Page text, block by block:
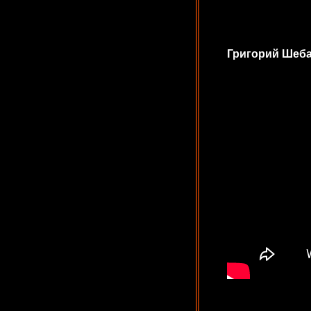
Григорий